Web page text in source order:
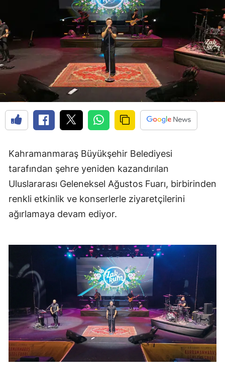
Kahramanmaraş Büyükşehir Belediyesi
tarafından şehre yeniden kazandırılan
Uluslararası Geleneksel Ağustos Fuarı, birbirinden
renkli etkinlik ve konserlerle ziyaretçilerini
ağırlamaya devam ediyor.